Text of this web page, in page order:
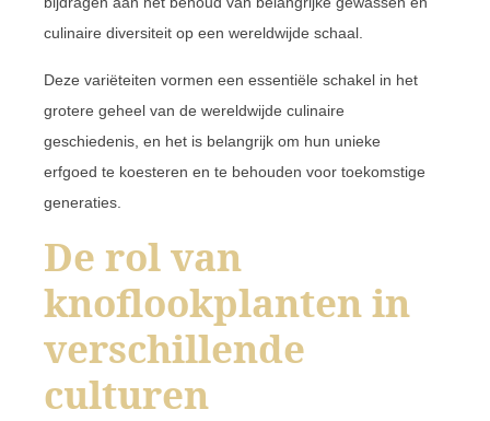
culinaire diversiteit op een wereldwijde schaal.
Deze variëteiten vormen een essentiële schakel in het
grotere geheel van de wereldwijde culinaire
geschiedenis, en het is belangrijk om hun unieke
erfgoed te koesteren en te behouden voor toekomstige
generaties.
De rol van
knoflookplanten in
verschillende
culturen